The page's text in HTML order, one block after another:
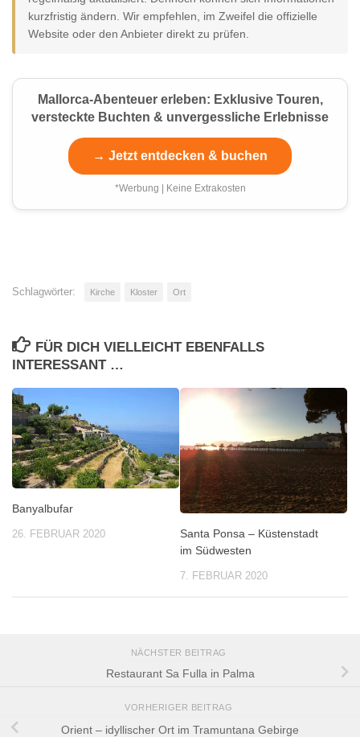
kurzfristig ändern. Wir empfehlen, im Zweifel die offizielle
Website oder den Anbieter direkt zu prüfen.
Mallorca-Abenteuer erleben: Exklusive Touren,
versteckte Buchten & unvergessliche Erlebnisse
→ Jetzt entdecken & buchen
*Werbung | Keine Extrakosten
Schlagwörter: Kirche Kloster Ort
FÜR DICH VIELLEICHT EBENFALLS
INTERESSANT …
Banyalbufar
26. FEBRUAR 2020
Santa Ponsa – Küstenstadt
im Südwesten
7. FEBRUAR 2020
NÄCHSTER BEITRAG
Restaurant Sa Fulla in Palma
VORHERIGER BEITRAG
Orient – idyllischer Ort im Tramuntana Gebirge